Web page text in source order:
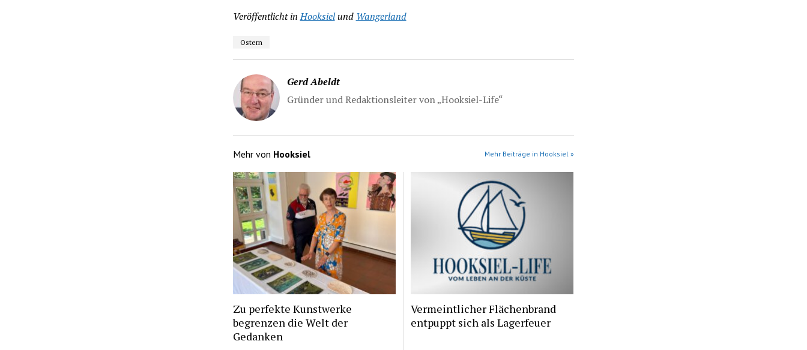
Veröffentlicht in Hooksielund Wangerland
Ostern
Gerd Abeldt
Gründer und Redaktionsleiter von „Hooksiel-Life“
Mehr von Hooksiel Mehr Beiträge in Hooksiel »
Zu perfekte Kunstwerke
begrenzen die Welt der
Gedanken
Vermeintlicher Flächenbrand
entpuppt sich als Lagerfeuer